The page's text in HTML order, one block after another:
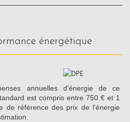
énergétique
annuelles d'énergie de ce
est compris entre 750 € et 1
de référence des prix de l'énergie